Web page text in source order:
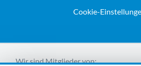
Cookie-
Wir sind Mitglieder von: